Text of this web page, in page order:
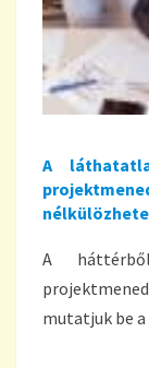
A
A
mutatjuk be